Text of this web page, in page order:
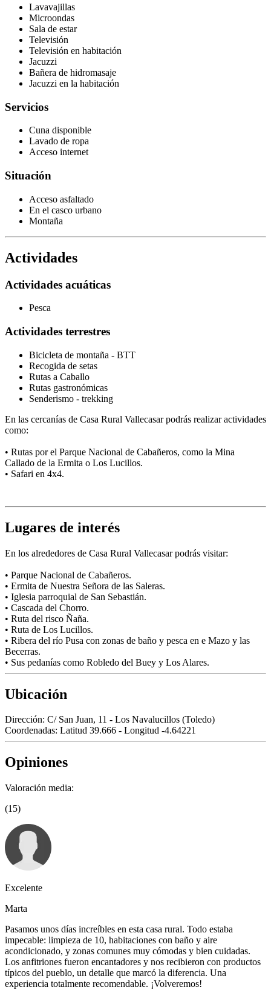
Lavavajillas
Microondas
Sala de estar
Televisión
Televisión en habitación
Jacuzzi
Bañera de hidromasaje
Jacuzzi en la habitación
Servicios
Cuna disponible
Lavado de ropa
Acceso internet
Situación
Acceso asfaltado
En el casco urbano
Montaña
Actividades
Actividades acuáticas
Pesca
Actividades terrestres
Bicicleta de montaña - BTT
Recogida de setas
Rutas a Caballo
Rutas gastronómicas
Senderismo - trekking
En las cercanías de Casa Rural Vallecasar podrás realizar actividades
como:
• Rutas por el Parque Nacional de Cabañeros, como la Mina
Callado de la Ermita o Los Lucillos.
• Safari en 4x4.
Lugares de interés
En los alrededores de Casa Rural Vallecasar podrás visitar:
• Parque Nacional de Cabañeros.
• Ermita de Nuestra Señora de las Saleras.
• Iglesia parroquial de San Sebastián.
• Cascada del Chorro.
• Ruta del risco Ñaña.
• Ruta de Los Lucillos.
• Ribera del río Pusa con zonas de baño y pesca en e Mazo y las
Becerras.
• Sus pedanías como Robledo del Buey y Los Alares.
Ubicación
Dirección: C/ San Juan, 11 - Los Navalucillos (Toledo)
Coordenadas: Latitud 39.666 - Longitud -4.64221
Opiniones
Valoración media:
(15)
Excelente
Marta
Pasamos unos días increíbles en esta casa rural. Todo estaba
impecable: limpieza de 10, habitaciones con baño y aire
acondicionado, y zonas comunes muy cómodas y bien cuidadas.
Los anfitriones fueron encantadores y nos recibieron con productos
típicos del pueblo, un detalle que marcó la diferencia. Una
experiencia totalmente recomendable. ¡Volveremos!